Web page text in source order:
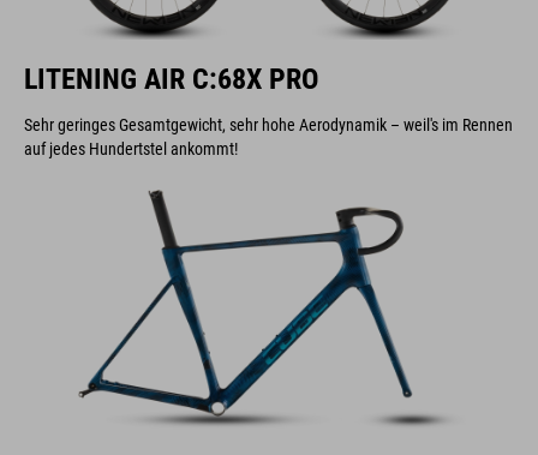
LITENING AIR C:68X PRO
Sehr geringes Gesamtgewicht, sehr hohe Aerodynamik – weil's im Rennen
auf jedes Hundertstel ankommt!